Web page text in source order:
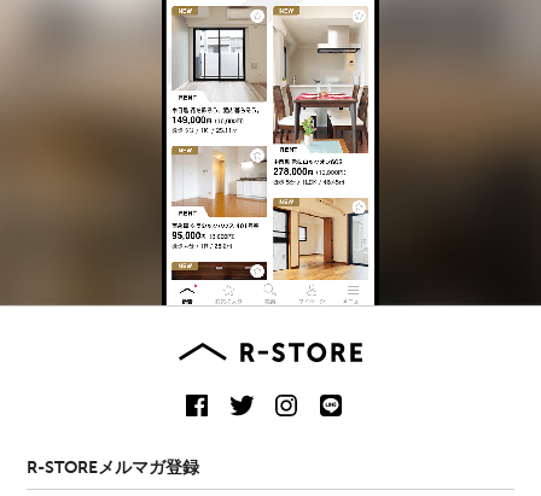
R-STOREメルマガ登録